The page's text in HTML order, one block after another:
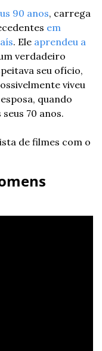
90 anos, carrega
em
. Ele aprendeu a
verdadeiro
seu ofício,
viveu
quando
70 anos.
de filmes com o